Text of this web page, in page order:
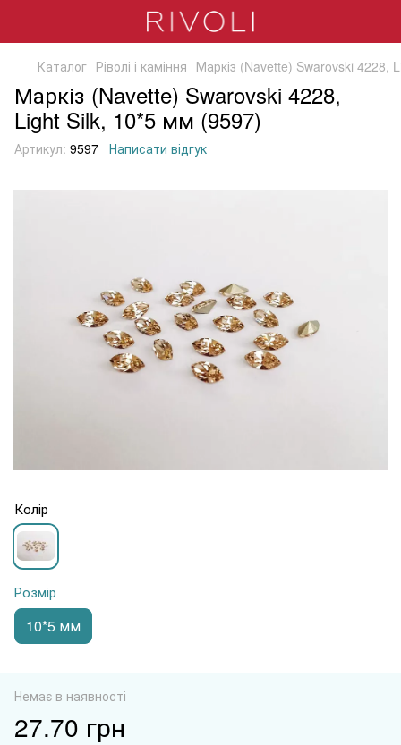
Каталог Ріволі і каміння Маркіз (Navette) Swarovski 4228,
Маркіз (Navette) Swarovski 4228,
Light Silk, 10*5 мм (9597)
Артикул: 9597 Написати відгук
Колір
Розмір
10*5 мм
Немає в наявності
27.70 грн